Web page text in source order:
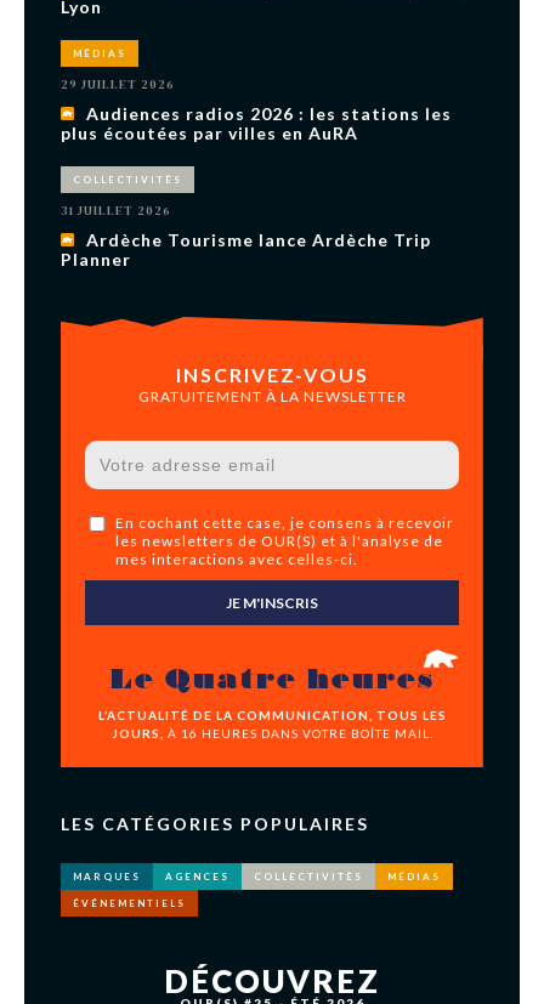
Lyon
MÉDIAS
29 JUILLET 2026
Audiences radios 2026 : les stations les
plus écoutées par villes en AuRA
COLLECTIVITÉS
31 JUILLET 2026
Ardèche Tourisme lance Ardèche Trip
Planner
INSCRIVEZ-VOUS
GRATUITEMENT À LA NEWSLETTER
En cochant cette case, je consens à recevoir
les newsletters de OUR(S) et à l'analyse de
mes interactions avec celles-ci.
JE M'INSCRIS
Le Quatre heures
L’ACTUALITÉ DE LA COMMUNICATION, TOUS LES
JOURS,
À 16 HEURES DANS VOTRE BOÎTE MAIL.
LES CATÉGORIES POPULAIRES
MARQUES AGENCES COLLECTIVITÉS MÉDIAS
ÉVÉNEMENTIELS
DÉCOUVREZ